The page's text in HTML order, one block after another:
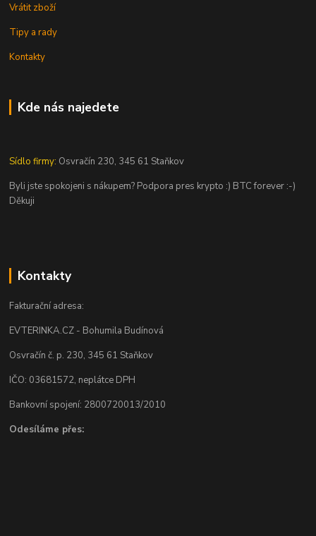
Vrátit zboží
Tipy a rady
Kontakty
Kde nás najedete
Sídlo firmy: Osvračín 230, 345 61 Staňkov
Byli jste spokojeni s nákupem? Podpora pres krypto :) BTC forever :-)
Děkuji
Kontakty
Fakturační adresa:
EVTERINKA.CZ - Bohumila Budínová
Osvračín č. p. 230, 345 61 Staňkov
IČO: 03681572, neplátce DPH
Bankovní spojení: 2800720013/2010
Odesíláme přes: